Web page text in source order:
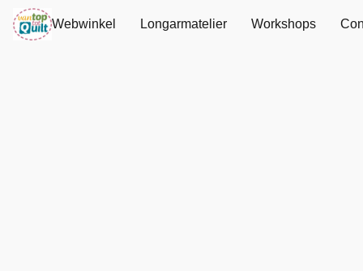
Webwinkel Longarmatelier Workshops